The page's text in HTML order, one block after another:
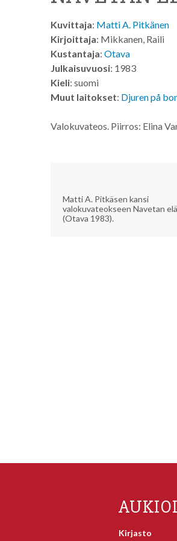
Kuvittaja: Matti A. Pitkänen
Kirjoittaja: Mikkanen, Raili
Kustantaja: Otava
Julkaisuvuosi: 1983
Kieli: suomi
Muut laitokset: Djuren på
Valokuvateos. Piirros: Elina
Matti A. Pitkäsen kansi
valokuvateokseen Navetan
(Otava 1983).
Kirjasto